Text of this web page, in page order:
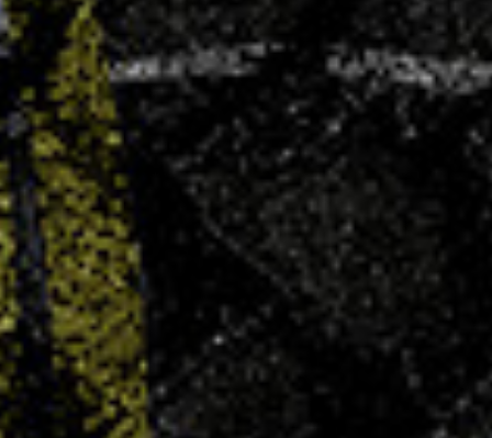
AG élective – Dimanche 29 juin
4 JUIN 2025
Le Villers Handball convie l’ensemble de ses
membres, joueuses, joueurs, parents, bénévoles,
partenaires et sympathisants à son Assemblée
Générale Élective qui se tiendra le dimanche 29
juin 2025 à 11h00, au COSEC Marie Marvingt à